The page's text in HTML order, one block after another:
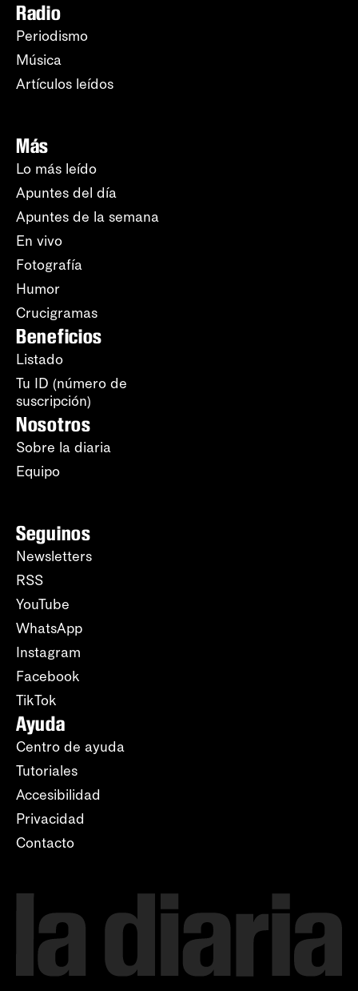
Radio
Periodismo
Música
Artículos leídos
Más
Lo más leído
Apuntes del día
Apuntes de la semana
En vivo
Fotografía
Humor
Crucigramas
Beneficios
Listado
Tu ID (número de
suscripción)
Nosotros
Sobre la diaria
Equipo
Seguinos
Newsletters
RSS
YouTube
WhatsApp
Instagram
Facebook
TikTok
Ayuda
Centro de ayuda
Tutoriales
Accesibilidad
Privacidad
Contacto